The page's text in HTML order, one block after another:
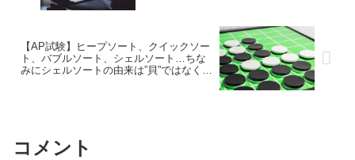
【AP試験】ヒープソート、クイックソー
ト、バブルソート、シェルソート…ちな
みにシェルソートの由来は”貝”ではなくア
コメント